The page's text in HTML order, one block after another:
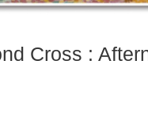
Cross :